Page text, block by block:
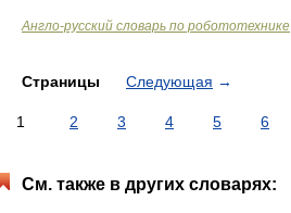
Англо-русский словарь по робототехнике
Страницы Следующая →
1 2 3 4 5 6
См. также в других словарях: